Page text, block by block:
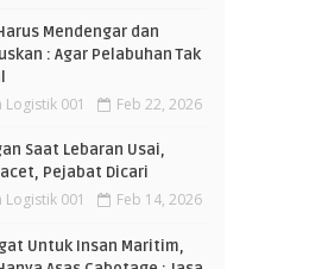
Mendengar dan
: Agar Pelabuhan Tak
Logistik 001 Feb 22, 2026
Saat Lebaran Usai,
Pejabat Dicari
Logistik 001 Feb 14, 2026
Untuk Insan Maritim,